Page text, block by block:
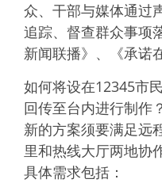
众、干部与媒体通过
追踪、督查群众事项
新闻联播》、《承诺
如何将设在12345市
回传至台内进行制作
新的方案须要满足远
里和热线大厅两地协
具体需求包括：